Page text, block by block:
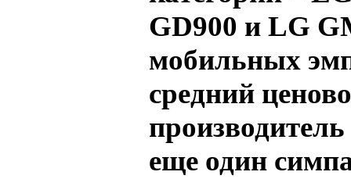
GD900 и LG
мобильных
средний
еще один